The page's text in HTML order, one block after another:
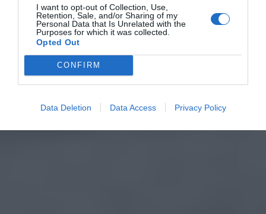
I want to opt-out of Collection, Use,
Retention, Sale, and/or Sharing of my
Personal Data that Is Unrelated with the
Purposes for which it was collected.
Opted Out
CONFIRM
Data Deletion Data Access Privacy Policy